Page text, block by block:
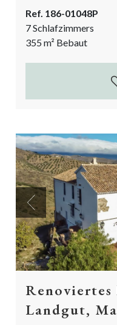
der größte Bonus: 2
Ihre Freunde und
können. Wenn Sie
traditionellen
hauptsächlich im
Ref. 186-01048P
7 Schlafzimmers
355m² Bebaut
Previous
Renoviertes
Landgut,